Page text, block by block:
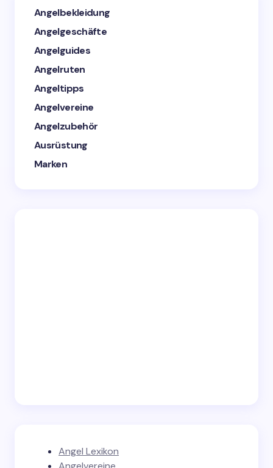
Angelbekleidung
Angelgeschäfte
Angelguides
Angelruten
Angeltipps
Angelvereine
Angelzubehör
Ausrüstung
Marken
Angel Lexikon